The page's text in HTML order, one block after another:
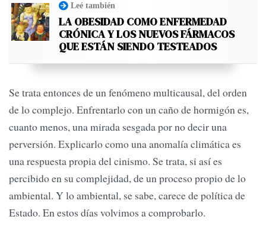
Leé también
LA OBESIDAD COMO ENFERMEDAD
CRÓNICA Y LOS NUEVOS FÁRMACOS
QUE ESTÁN SIENDO TESTEADOS
Se trata entonces de un fenómeno multicausal, del orden
de lo complejo. Enfrentarlo con un caño de hormigón es,
cuanto menos, una mirada sesgada por no decir una
perversión. Explicarlo como una anomalía climática es
una respuesta propia del cinismo. Se trata, si así es
percibido en su complejidad, de un proceso propio de lo
ambiental. Y lo ambiental, se sabe, carece de política de
Estado. En estos días volvimos a comprobarlo.